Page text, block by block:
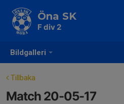
Bildgalleri
Öna SK
F div 2
Tillbaka
Match 20-05-17